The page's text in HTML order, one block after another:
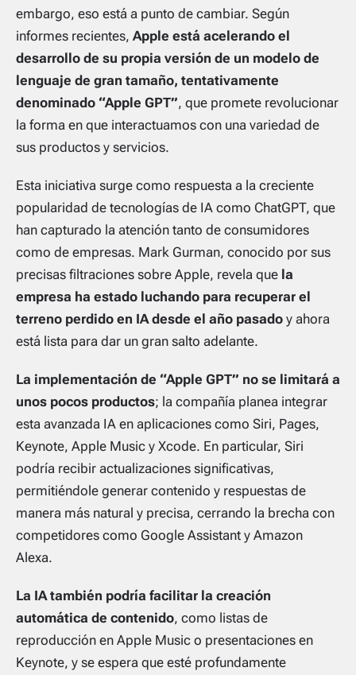
embargo, eso está a punto de cambiar. Según
informes recientes, Apple está acelerando el
desarrollo de su propia versión de un modelo de
lenguaje de gran tamaño, tentativamente
denominado “Apple GPT”, que promete revolucionar
la forma en que interactuamos con una variedad de
sus productos y servicios.
Esta iniciativa surge como respuesta a la creciente
popularidad de tecnologías de IA como ChatGPT, que
han capturado la atención tanto de consumidores
como de empresas. Mark Gurman, conocido por sus
precisas filtraciones sobre Apple, revela que la
empresa ha estado luchando para recuperar el
terreno perdido en IA desde el año pasado y ahora
está lista para dar un gran salto adelante.
La implementación de “Apple GPT” no se limitará a
unos pocos productos; la compañía planea integrar
esta avanzada IA en aplicaciones como Siri, Pages,
Keynote, Apple Music y Xcode. En particular, Siri
podría recibir actualizaciones significativas,
permitiéndole generar contenido y respuestas de
manera más natural y precisa, cerrando la brecha con
competidores como Google Assistant y Amazon
Alexa.
La IA también podría facilitar la creación
automática de contenido, como listas de
reproducción en Apple Music o presentaciones en
Keynote, y se espera que esté profundamente